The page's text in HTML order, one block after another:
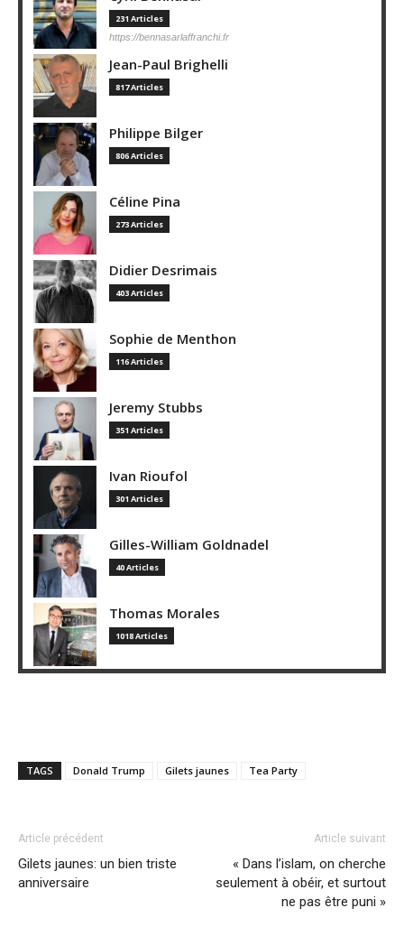
231 Articles
https://bennasarlaffranchi.fr
Jean-Paul Brighelli
817 Articles
Philippe Bilger
806 Articles
Céline Pina
273 Articles
Didier Desrimais
403 Articles
Sophie de Menthon
116 Articles
Jeremy Stubbs
351 Articles
Ivan Rioufol
301 Articles
Gilles-William Goldnadel
40 Articles
Thomas Morales
1018 Articles
TAGS Donald Trump Gilets jaunes Tea Party
Article précédent
Gilets jaunes: un bien triste
anniversaire
Article suivant
« Dans l’islam, on cherche
seulement à obéir, et surtout
ne pas être puni »